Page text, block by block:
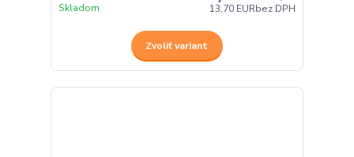
13,70 EURbez DPH
Skladom
Zvoliť variant